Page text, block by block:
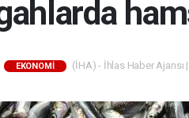
EKONOMİ (İHA) - İhlas Haber Ajansı